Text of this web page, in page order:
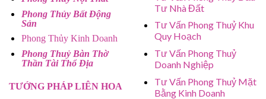
Phong Thủy Bất Động
Sản
Phong Thủy Kinh Doanh
Phong Thuỷ Bàn Thờ
Thần Tài Thổ Địa
TƯỚNG PHÁP LIÊN HOA
Tư Nhà Đất
Tư Vấn Phong Thuỷ Khu
Quy Hoạch
Tư Vấn Phong Thuỷ
Doanh Nghiệp
Tư Vấn Phong Thuỷ Mặt
Bằng Kinh Doanh